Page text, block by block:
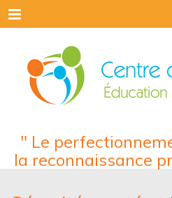
Menu
" Le
la reconnaissance